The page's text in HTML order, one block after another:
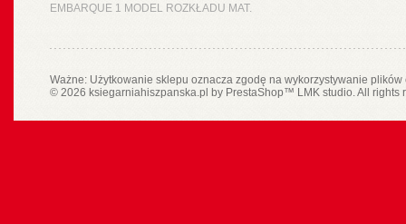
EMBARQUE 1 MODEL ROZKŁADU MAT.
Ważne: Użytkowanie sklepu oznacza zgodę na wykorzystywanie
© 2026 ksiegarniahiszpanska.pl by PrestaShop™ LMK studio. All rights